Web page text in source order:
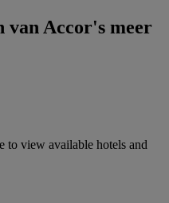
van Accor's meer
to view available hotels and